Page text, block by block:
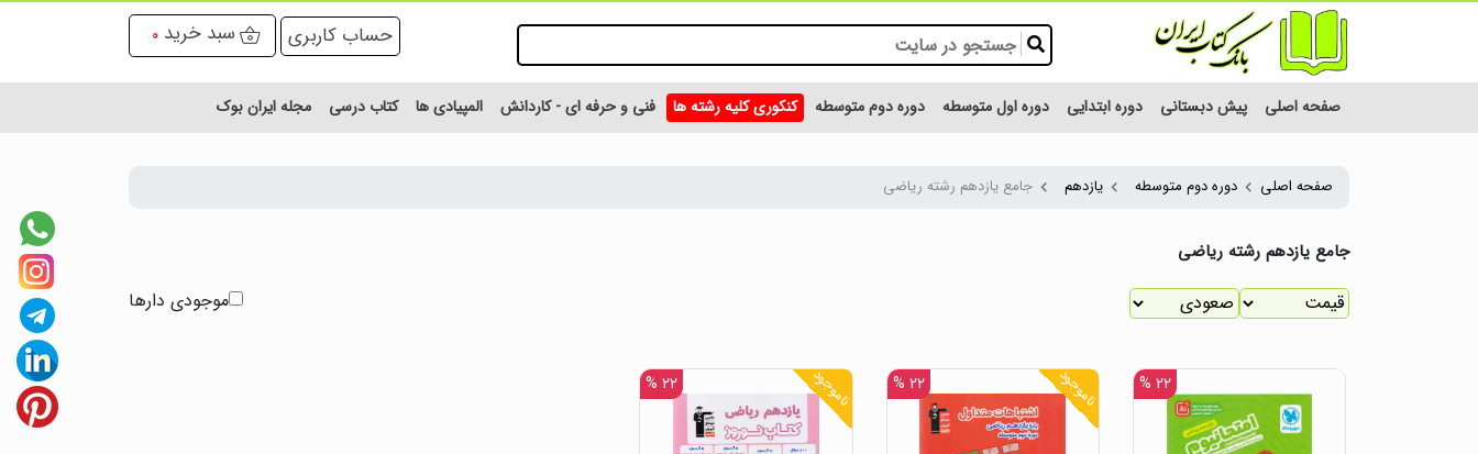
حساب کاربری سبد خرید 0
صفحه اصلی پیش دبستانی دوره ابتدایی دوره اول متوسطه دوره دوم متوسطه کنکوری کلیه رشته ها فنی و حرفه ای - کاردانش المپیادی ها کتاب درسی مجله ایران بوک
صفحه اصلی دوره دوم متوسطه یازدهم جامع یازدهم رشته ریاضی
جامع یازدهم رشته ریاضی
موجودی دارها
۲۲ % ناموجود ۲۲ % ناموجود ۲۲ %